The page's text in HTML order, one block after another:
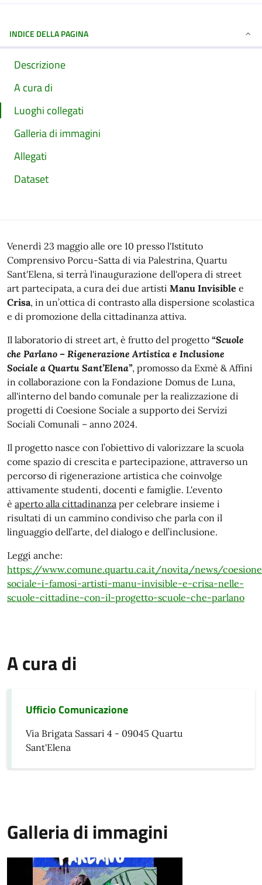
INDICE DELLA PAGINA
Descrizione
A cura di
Luoghi collegati
Galleria di immagini
Allegati
Dataset
Venerdì 23 maggio alle ore 10 presso l'Istituto
Comprensivo Porcu-Satta di via Palestrina, Quartu
Sant'Elena, si terrà l'inaugurazione dell'opera di street
art partecipata, a cura dei due artisti Manu Invisible e
Crisa, in un’ottica di contrasto alla dispersione scolastica
e di promozione della cittadinanza attiva.
Il laboratorio di street art, è frutto del progetto “Scuole
che Parlano – Rigenerazione Artistica e Inclusione
Sociale a Quartu Sant’Elena”, promosso da Exmè & Affini
in collaborazione con la Fondazione Domus de Luna,
all'interno del bando comunale per la realizzazione di
progetti di Coesione Sociale a supporto dei Servizi
Sociali Comunali – anno 2024.
Il progetto nasce con l’obiettivo di valorizzare la scuola
come spazio di crescita e partecipazione, attraverso un
percorso di rigenerazione artistica che coinvolge
attivamente studenti, docenti e famiglie. L'evento
è aperto alla cittadinanza per celebrare insieme i
risultati di un cammino condiviso che parla con il
linguaggio dell’arte, del dialogo e dell’inclusione.
Leggi anche:
https://www.comune.quartu.ca.it/novita/news/
sociale-i-famosi-artisti-manu-invisible-e-crisa-nelle-
scuole-cittadine-con-il-progetto-scuole-che-parlano
A cura di
Ufficio Comunicazione
Via Brigata Sassari 4 - 09045 Quartu
Sant'Elena
Galleria di immagini